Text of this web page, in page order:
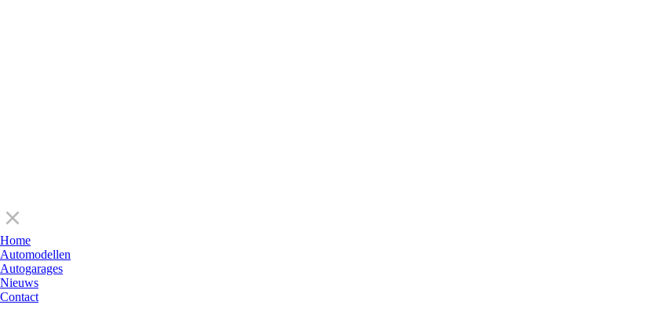
Home
Automodellen
Autogarages
Nieuws
Contact